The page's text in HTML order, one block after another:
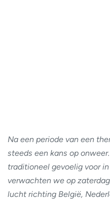
Na een periode van een
steeds een kans op
traditioneel gevoelig voor
verwachten we op
lucht richting België,